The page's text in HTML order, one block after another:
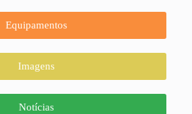
Equipamentos
Imagens
Notícias